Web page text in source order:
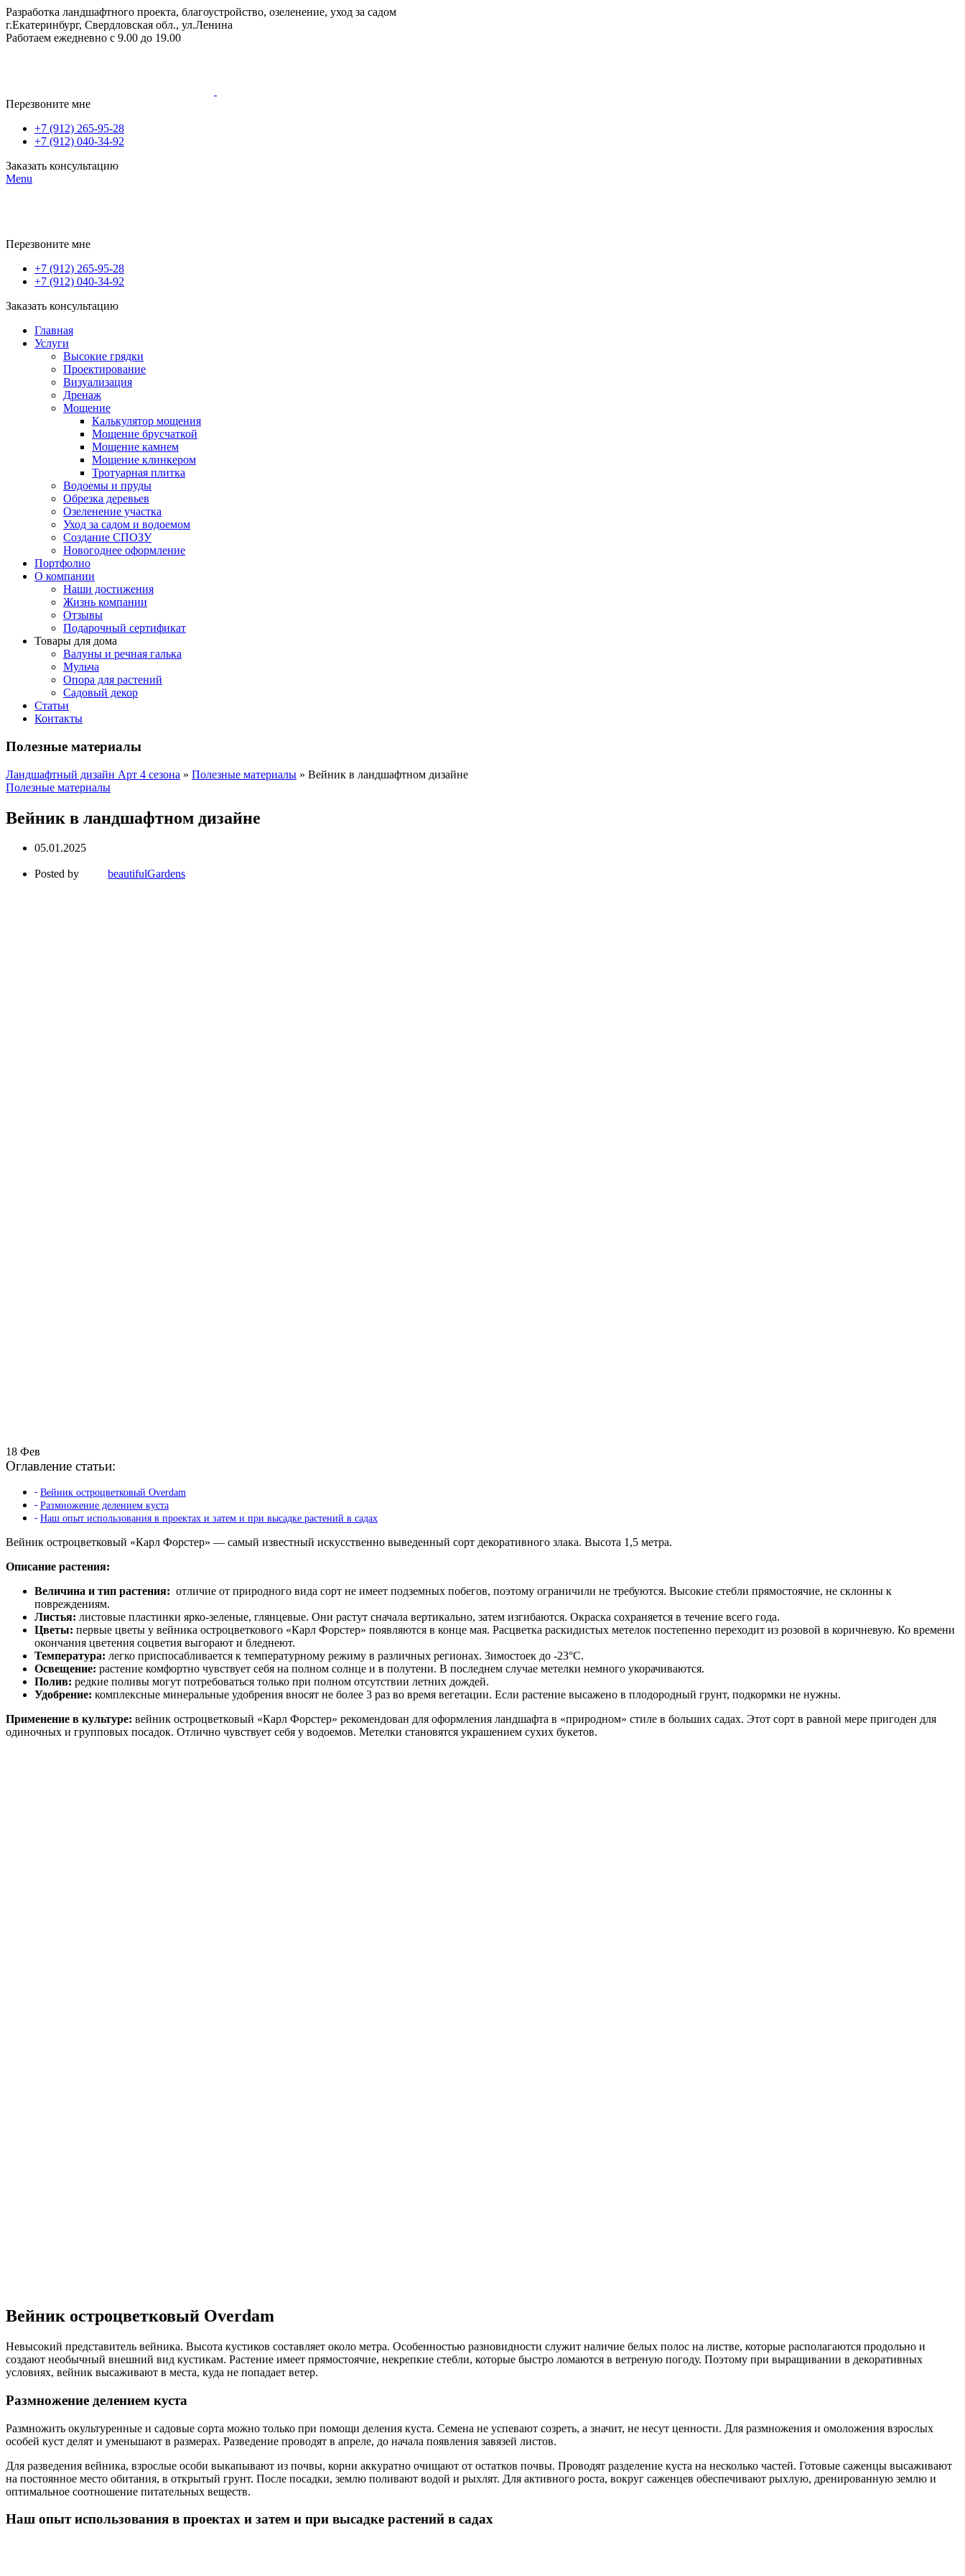
Разработка ландшафтного проекта, благоустройство, озеленение, уход за садом
г.Екатеринбург, Свердловская обл., ул.Ленина
Работаем ежедневно с 9.00 до 19.00
Перезвоните мне
+7 (912) 265-95-28
+7 (912) 040-34-92
Заказать консультацию
Menu
Перезвоните мне
+7 (912) 265-95-28
+7 (912) 040-34-92
Заказать консультацию
Главная
Услуги
Высокие грядки
Проектирование
Визуализация
Дренаж
Мощение
Калькулятор мощения
Мощение брусчаткой
Мощение камнем
Мощение клинкером
Тротуарная плитка
Водоемы и пруды
Обрезка деревьев
Озеленение участка
Уход за садом и водоемом
Создание СПОЗУ
Новогоднее оформление
Портфолио
О компании
Наши достижения
Жизнь компании
Отзывы
Подарочный сертификат
Товары для дома
Валуны и речная галька
Мульча
Опора для растений
Садовый декор
Статьи
Контакты
Полезные материалы
Ландшафтный дизайн Арт 4 сезона » Полезные материалы » Вейник в ландшафтном дизайне
Полезные материалы
Вейник в ландшафтном дизайне
05.01.2025
Posted by beautifulGardens
18 Фев
Оглавление статьи:
Вейник остроцветковый Overdam
Размножение делением куста
Наш опыт использования в проектах и затем и при высадке растений в садах
Вейник остроцветковый «Карл Форстер» — самый известный искусственно выведенный сорт декоративного злака. Высота 1,5 метра.
Описание растения:
Величина и тип растения: отличие от природного вида сорт не имеет подземных побегов, поэтому ограничили не требуются. Высокие стебли прямостоячие, не склонны к
повреждениям.
Листья: листовые пластинки ярко-зеленые, глянцевые. Они растут сначала вертикально, затем изгибаются. Окраска сохраняется в течение всего года.
Цветы: первые цветы у вейника остроцветкового «Карл Форстер» появляются в конце мая. Расцветка раскидистых метелок постепенно переходит из розовой в коричневую. Ко времени
окончания цветения соцветия выгорают и бледнеют.
Температура: легко приспосабливается к температурному режиму в различных регионах. Зимостоек до -23°C.
Освещение: растение комфортно чувствует себя на полном солнце и в полутени. В последнем случае метелки немного укорачиваются.
Полив: редкие поливы могут потребоваться только при полном отсутствии летних дождей.
Удобрение: комплексные минеральные удобрения вносят не более 3 раз во время вегетации. Если растение высажено в плодородный грунт, подкормки не нужны.
Применение в культуре: вейник остроцветковый «Карл Форстер» рекомендован для оформления ландшафта в «природном» стиле в больших садах. Этот сорт в равной мере пригоден для
одиночных и групповых посадок. Отлично чувствует себя у водоемов. Метелки становятся украшением сухих букетов.
Вейник остроцветковый Overdam
Невысокий представитель вейника. Высота кустиков составляет около метра. Особенностью разновидности служит наличие белых полос на листве, которые располагаются продольно и
создают необычный внешний вид кустикам. Растение имеет прямостоячие, некрепкие стебли, которые быстро ломаются в ветреную погоду. Поэтому при выращивании в декоративных
условиях, вейник высаживают в места, куда не попадает ветер.
Размножение делением куста
Размножить окультуренные и садовые сорта можно только при помощи деления куста. Семена не успевают созреть, а значит, не несут ценности. Для размножения и омоложения взрослых
особей куст делят и уменьшают в размерах. Разведение проводят в апреле, до начала появления завязей листов.
Для разведения вейника, взрослые особи выкапывают из почвы, корни аккуратно очищают от остатков почвы. Проводят разделение куста на несколько частей. Готовые саженцы высаживают
на постоянное место обитания, в открытый грунт. После посадки, землю поливают водой и рыхлят. Для активного роста, вокруг саженцев обеспечивают рыхлую, дренированную землю и
оптимальное соотношение питательных веществ.
Наш опыт использования в проектах и затем и при высадке растений в садах